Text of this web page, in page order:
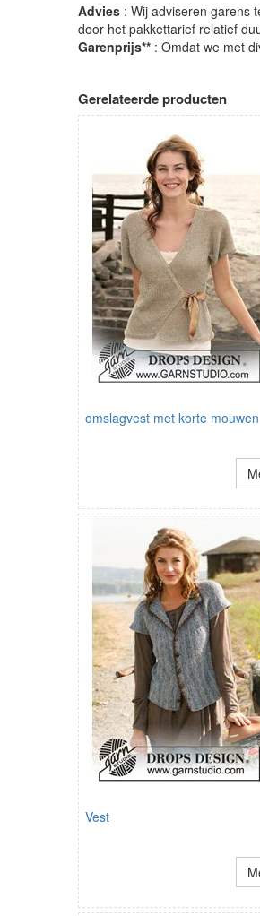
Advies : Wij adviseren garens
door het pakkettarief relatief
Garenprijs** : Omdat we met
Gerelateerde producten
omslagvest met korte
Vest